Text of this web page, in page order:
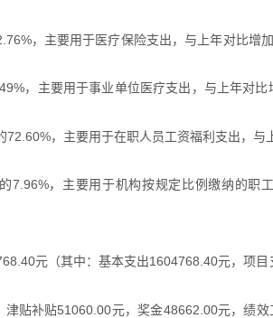
，主要用于医疗保险支出，与上年对比增
，主要用于事业单位医疗支出，与上年对
，主要用于在职人员工资福利支出，与
7.96%，主要用于机构按规定比例缴纳的职
元（其中：基本支出1604768.40元，项
贴补贴51060.00元，奖金48662.00元，绩